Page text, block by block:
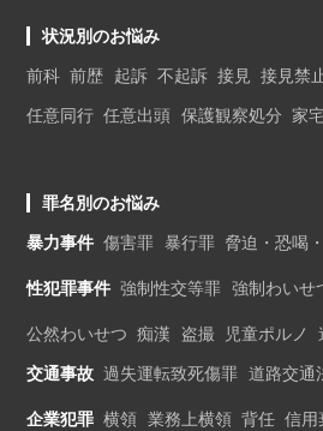
状況別のお悩み
前科 前歴 起訴 不起訴 接見 接見禁
任意同行 任意出頭 保護観察処分 家
罪名別のお悩み
暴力事件 傷害罪 暴行罪 脅迫・恐喝
性犯罪事件 強制性交等罪 強制わいせ
公然わいせつ 痴漢 盗撮 児童ポルノ
交通事故 過失運転致死傷罪 道路交通
企業犯罪 横領 業務上横領 背任 信用